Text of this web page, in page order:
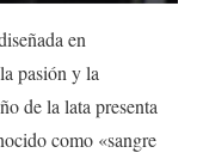
en
pasión y la
de la lata presenta
como «sangre